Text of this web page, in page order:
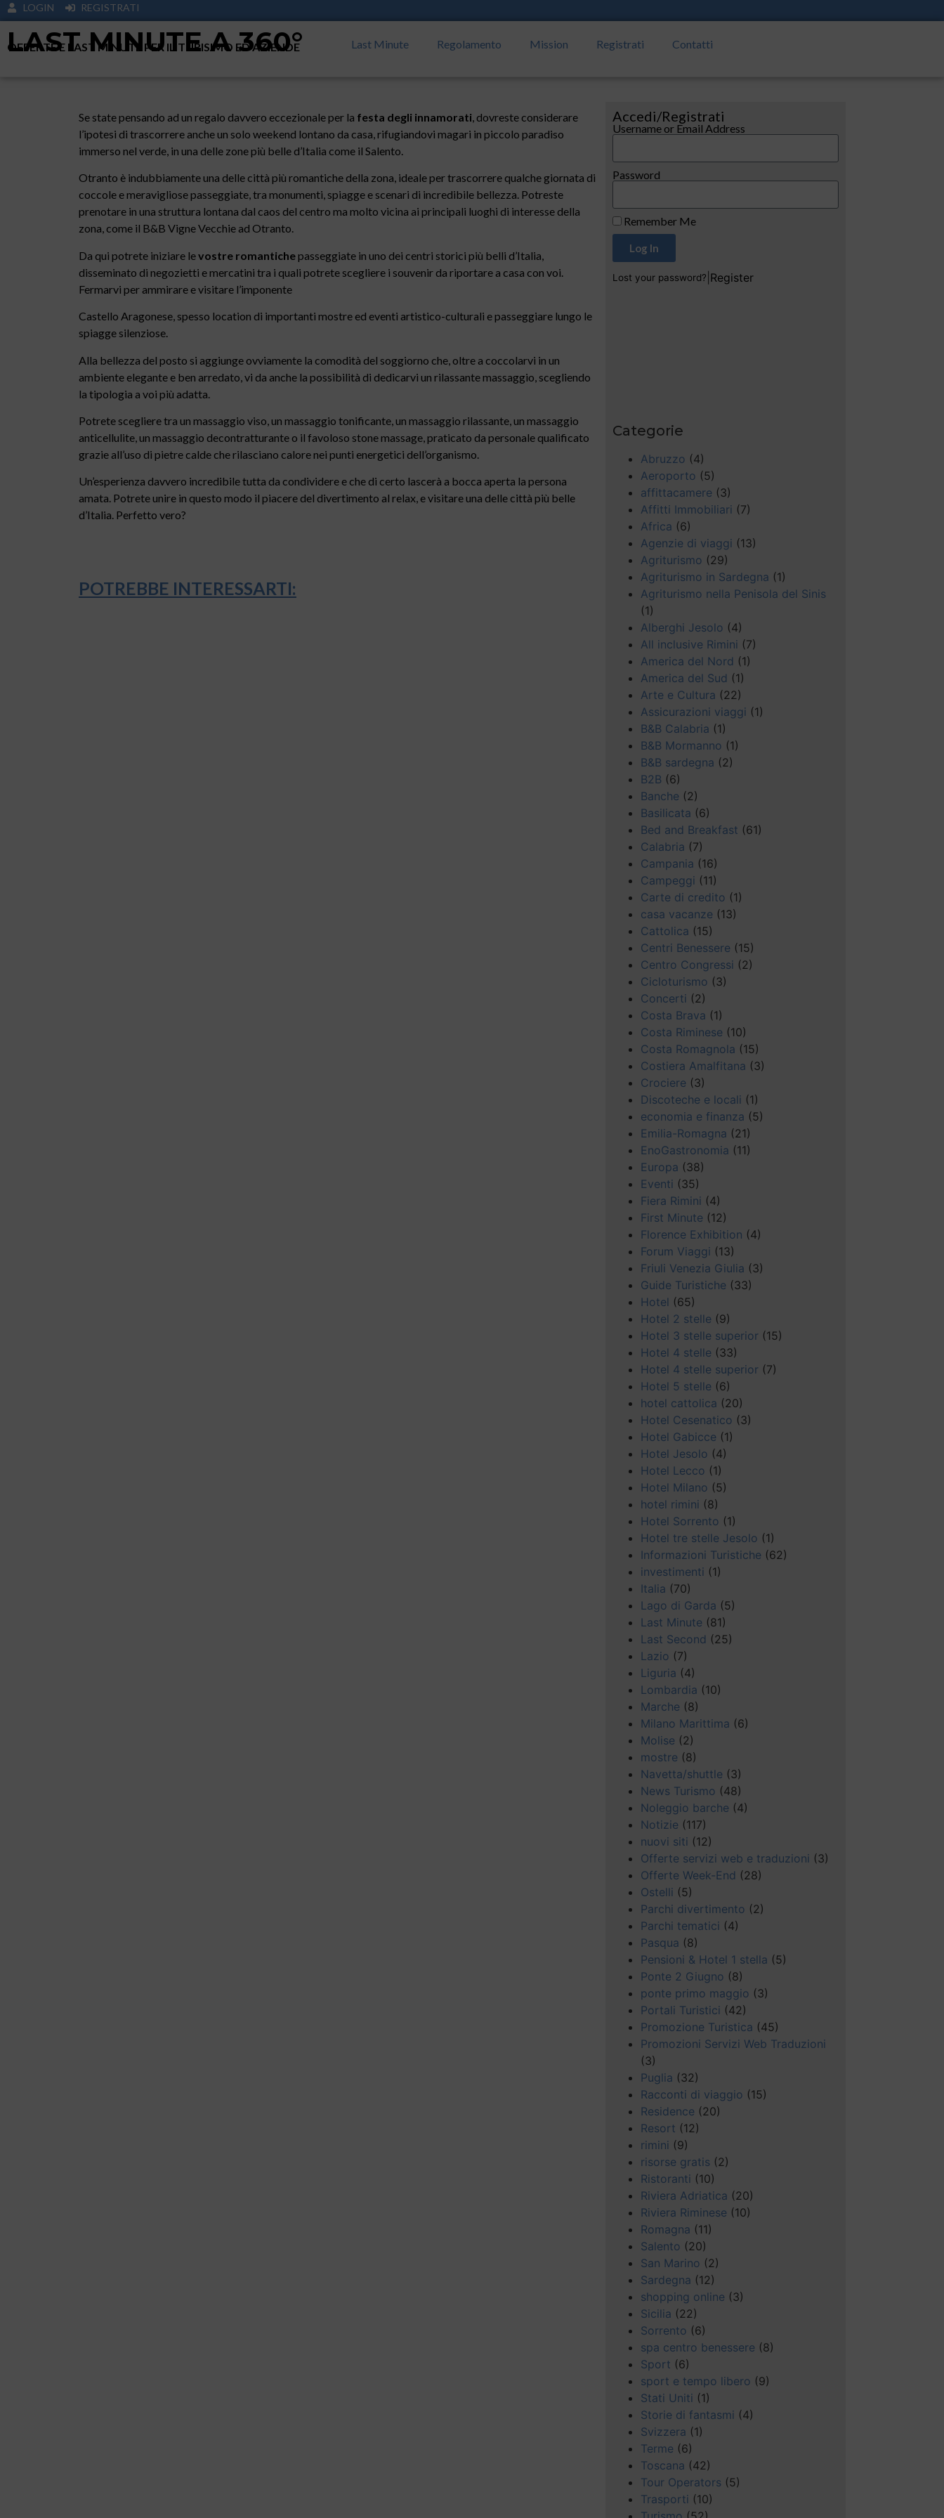
LOGIN REGISTRATI
LAST MINUTE A 360°
OFFERTE E LAST MINUTE PER IL TURISIMO ED AZIENDE Last Minute Regolamento Mission Registrati Contatti
Se state pensando ad un regalo davvero eccezionale per la festa degli innamorati, dovreste considerare
l’ipotesi di trascorrere anche un solo weekend lontano da casa, rifugiandovi magari in piccolo paradiso
immerso nel verde, in una delle zone più belle d’Italia come il Salento.
Otranto è indubbiamente una delle città più romantiche della zona, ideale per trascorrere qualche giornata di
coccole e meravigliose passeggiate, tra monumenti, spiagge e scenari di incredibile bellezza. Potreste
prenotare in una struttura lontana dal caos del centro ma molto vicina ai principali luoghi di interesse della
zona, come il B&B Vigne Vecchie ad Otranto.
Da qui potrete iniziare levostre romantichepasseggiate in uno dei centri storici più belli d’Italia,
disseminato di negozietti e mercatini tra i quali potrete scegliere i souvenir da riportare a casa con voi.
Fermarvi per ammirare e visitare l’imponente
Castello Aragonese, spesso location di importanti mostre ed eventi artistico-culturali e passeggiare lungo le
spiagge silenziose.
Alla bellezza del posto si aggiunge ovviamente la comodità del soggiorno che, oltre a coccolarvi in un
ambiente elegante e ben arredato, vi da anche la possibilità di dedicarvi un rilassante massaggio, scegliendo
la tipologia a voi più adatta.
Potrete scegliere tra un massaggio viso, un massaggio tonificante, un massaggio rilassante, un massaggio
anticellulite, un massaggio decontratturante o il favoloso stone massage, praticato da personale qualificato
grazie all’uso di pietre calde che rilasciano calore nei punti energetici dell’organismo.
Un’esperienza davvero incredibile tutta da condividere e che di certo lascerà a bocca aperta la persona
amata. Potrete unire in questo modo il piacere del divertimento al relax, e visitare una delle città più belle
d’Italia. Perfetto vero?
POTREBBE INTERESSARTI:
Accedi/Registrati
Username or Email Address
Password
Remember Me
Log In
Lost your password? Register
Categorie
Abruzzo (4)
Aeroporto (5)
affittacamere (3)
Affitti Immobiliari (7)
Africa (6)
Agenzie di viaggi (13)
Agriturismo (29)
Agriturismo in Sardegna (1)
Agriturismo nella Penisola del Sinis
(1)
Alberghi Jesolo (4)
All inclusive Rimini (7)
America del Nord (1)
America del Sud (1)
Arte e Cultura (22)
Assicurazioni viaggi (1)
B&B Calabria (1)
B&B Mormanno (1)
B&B sardegna (2)
B2B (6)
Banche (2)
Basilicata (6)
Bed and Breakfast (61)
Calabria (7)
Campania (16)
Campeggi (11)
Carte di credito (1)
casa vacanze (13)
Cattolica (15)
Centri Benessere (15)
Centro Congressi (2)
Cicloturismo (3)
Concerti (2)
Costa Brava (1)
Costa Riminese (10)
Costa Romagnola (15)
Costiera Amalfitana (3)
Crociere (3)
Discoteche e locali (1)
economia e finanza (5)
Emilia-Romagna (21)
EnoGastronomia (11)
Europa (38)
Eventi (35)
Fiera Rimini (4)
First Minute (12)
Florence Exhibition (4)
Forum Viaggi (13)
Friuli Venezia Giulia (3)
Guide Turistiche (33)
Hotel (65)
Hotel 2 stelle (9)
Hotel 3 stelle superior (15)
Hotel 4 stelle (33)
Hotel 4 stelle superior (7)
Hotel 5 stelle (6)
hotel cattolica (20)
Hotel Cesenatico (3)
Hotel Gabicce (1)
Hotel Jesolo (4)
Hotel Lecco (1)
Hotel Milano (5)
hotel rimini (8)
Hotel Sorrento (1)
Hotel tre stelle Jesolo (1)
Informazioni Turistiche (62)
investimenti (1)
Italia (70)
Lago di Garda (5)
Last Minute (81)
Last Second (25)
Lazio (7)
Liguria (4)
Lombardia (10)
Marche (8)
Milano Marittima (6)
Molise (2)
mostre (8)
Navetta/shuttle (3)
News Turismo (48)
Noleggio barche (4)
Notizie (117)
nuovi siti (12)
Offerte servizi web e traduzioni (3)
Offerte Week-End (28)
Ostelli (5)
Parchi divertimento (2)
Parchi tematici (4)
Pasqua (8)
Pensioni & Hotel 1 stella (5)
Ponte 2 Giugno (8)
ponte primo maggio (3)
Portali Turistici (42)
Promozione Turistica (45)
Promozioni Servizi Web Traduzioni
(3)
Puglia (32)
Racconti di viaggio (15)
Residence (20)
Resort (12)
rimini (9)
risorse gratis (2)
Ristoranti (10)
Riviera Adriatica (20)
Riviera Riminese (10)
Romagna (11)
Salento (20)
San Marino (2)
Sardegna (12)
shopping online (3)
Sicilia (22)
Sorrento (6)
spa centro benessere (8)
Sport (6)
sport e tempo libero (9)
Stati Uniti (1)
Storie di fantasmi (4)
Svizzera (1)
Terme (6)
Toscana (42)
Tour Operators (5)
Trasporti (10)